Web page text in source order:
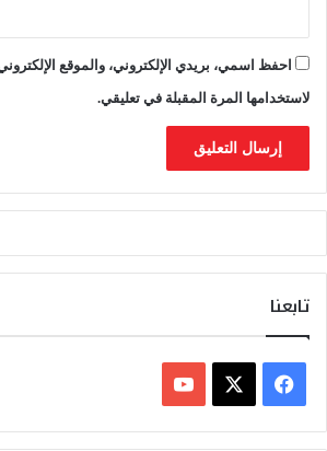
احفظ اسمي، بريدي الإلكتروني، والموقع
لاستخدامها المرة المقبلة في تعليقي.
تابعنا
ي
X
Y